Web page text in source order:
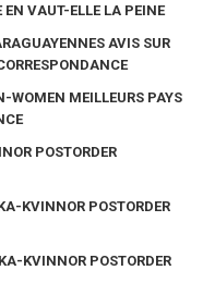
VAUT-ELLE LA PEINE
AVIS SUR
WOMEN MEILLEURS PAYS
POSTORDER
KVINNOR POSTORDER
KVINNOR POSTORDER